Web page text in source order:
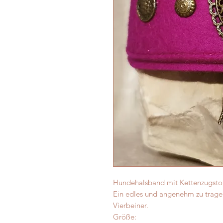
Hundehalsband mit
Ein edles und angenehm zu
Vierbeiner.
Größe: